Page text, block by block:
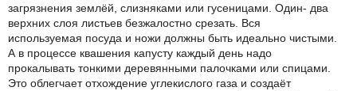
загрязнения землёй, слизняками или гусеницами. Один- два
верхних слоя листьев безжалостно срезать. Вся
используемая посуда и ножи должны быть идеально чистыми.
А в процессе квашения капусту каждый день надо
прокалывать тонкими деревянными палочками или спицами.
Это облегчает отхождение углекислого газа и создаёт